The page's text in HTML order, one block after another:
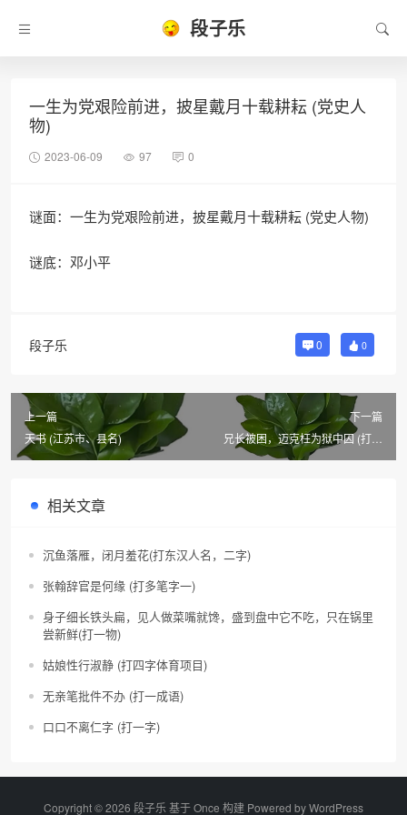
段子乐
一生为党艰险前进，披星戴月十载耕耘 (党史人
物)
2023-06-09 97 0
谜面：一生为党艰险前进，披星戴月十载耕耘 (党史人物)
谜底：邓小平
段子乐 0 0
上一篇
天书 (江苏市、县名)
下一篇
兄长被困，迈克枉为狱中囚 (打一
相关文章
沉鱼落雁，闭月羞花(打东汉人名，二字)
张翰辞官是何缘 (打多笔字一)
身子细长铁头扁，见人做菜嘴就馋，盛到盘中它不吃，只在锅里
尝新鲜(打一物)
姑娘性行淑静 (打四字体育项目)
无亲笔批件不办 (打一成语)
口口不离仁字 (打一字)
Copyright © 2026 段子乐 基于 Once 构建 Powered byWordPress